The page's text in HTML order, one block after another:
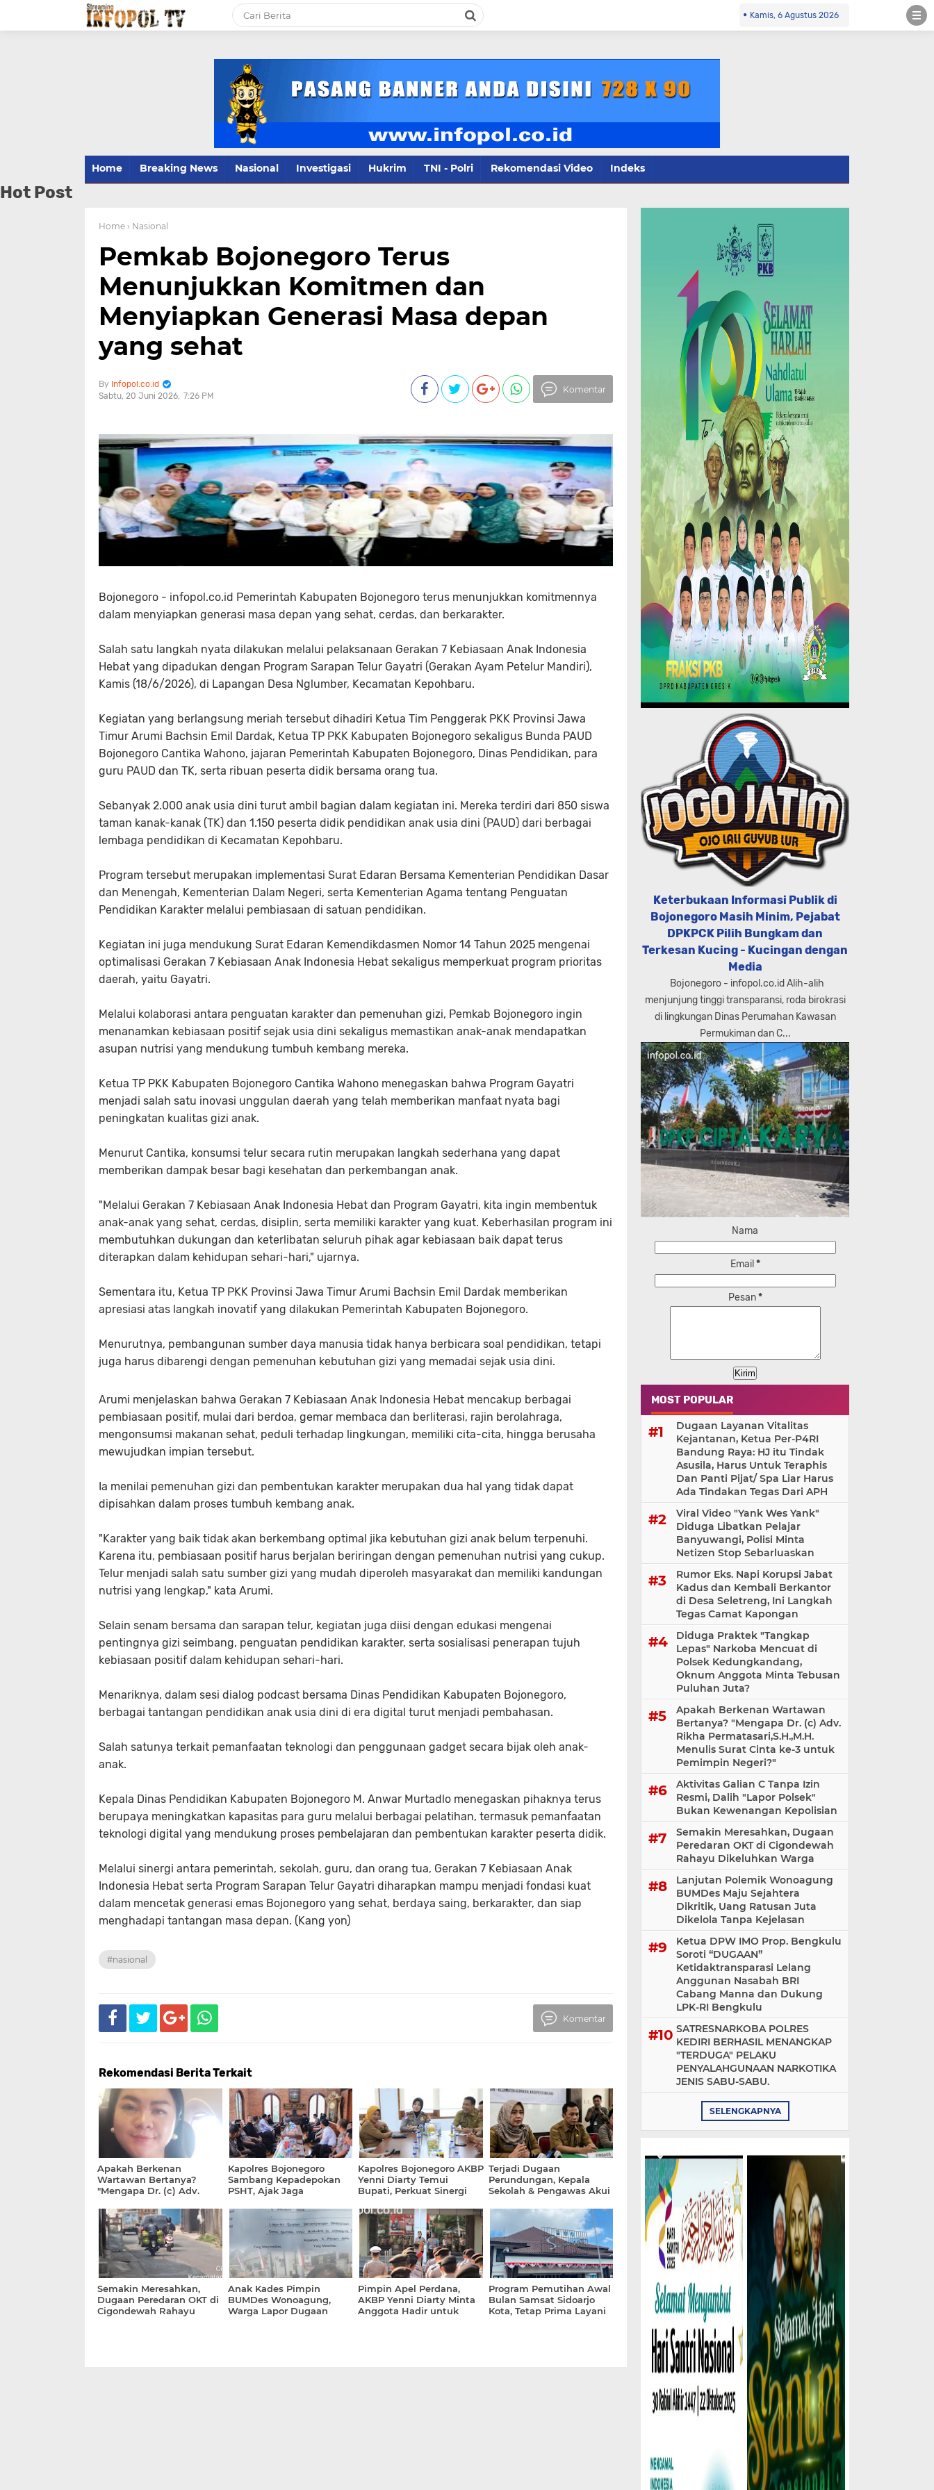
Kamis, 6 Agustus 2026
Home Breaking News Nasional Investigasi Hukrim TNI - Polri Rekomendasi Video Indeks
Hot Post
Home › Nasional
Pemkab Bojonegoro Terus
Menunjukkan Komitmen dan
Menyiapkan Generasi Masa depan
yang sehat
Infopol.co.id
Sabtu, 20 Juni 2026 7:26 PM
Komentar
Bojonegoro - infopol.co.id Pemerintah Kabupaten Bojonegoro terus menunjukkan komitmennya
dalam menyiapkan generasi masa depan yang sehat, cerdas, dan berkarakter.
Salah satu langkah nyata dilakukan melalui pelaksanaan Gerakan 7 Kebiasaan Anak Indonesia
Hebat yang dipadukan dengan Program Sarapan Telur Gayatri (Gerakan Ayam Petelur Mandiri),
Kamis (18/6/2026), di Lapangan Desa Nglumber, Kecamatan Kepohbaru.
Kegiatan yang berlangsung meriah tersebut dihadiri Ketua Tim Penggerak PKK Provinsi Jawa
Timur Arumi Bachsin Emil Dardak, Ketua TP PKK Kabupaten Bojonegoro sekaligus Bunda PAUD
Bojonegoro Cantika Wahono, jajaran Pemerintah Kabupaten Bojonegoro, Dinas Pendidikan, para
guru PAUD dan TK, serta ribuan peserta didik bersama orang tua.
Sebanyak 2.000 anak usia dini turut ambil bagian dalam kegiatan ini. Mereka terdiri dari 850 siswa
taman kanak-kanak (TK) dan 1.150 peserta didik pendidikan anak usia dini (PAUD) dari berbagai
lembaga pendidikan di Kecamatan Kepohbaru.
Program tersebut merupakan implementasi Surat Edaran Bersama Kementerian Pendidikan Dasar
dan Menengah, Kementerian Dalam Negeri, serta Kementerian Agama tentang Penguatan
Pendidikan Karakter melalui pembiasaan di satuan pendidikan.
Kegiatan ini juga mendukung Surat Edaran Kemendikdasmen Nomor 14 Tahun 2025 mengenai
optimalisasi Gerakan 7 Kebiasaan Anak Indonesia Hebat sekaligus memperkuat program prioritas
daerah, yaitu Gayatri.
Melalui kolaborasi antara penguatan karakter dan pemenuhan gizi, Pemkab Bojonegoro ingin
menanamkan kebiasaan positif sejak usia dini sekaligus memastikan anak-anak mendapatkan
asupan nutrisi yang mendukung tumbuh kembang mereka.
Ketua TP PKK Kabupaten Bojonegoro Cantika Wahono menegaskan bahwa Program Gayatri
menjadi salah satu inovasi unggulan daerah yang telah memberikan manfaat nyata bagi
peningkatan kualitas gizi anak.
Menurut Cantika, konsumsi telur secara rutin merupakan langkah sederhana yang dapat
memberikan dampak besar bagi kesehatan dan perkembangan anak.
"Melalui Gerakan 7 Kebiasaan Anak Indonesia Hebat dan Program Gayatri, kita ingin membentuk
anak-anak yang sehat, cerdas, disiplin, serta memiliki karakter yang kuat. Keberhasilan program ini
membutuhkan dukungan dan keterlibatan seluruh pihak agar kebiasaan baik dapat terus
diterapkan dalam kehidupan sehari-hari," ujarnya.
Sementara itu, Ketua TP PKK Provinsi Jawa Timur Arumi Bachsin Emil Dardak memberikan
apresiasi atas langkah inovatif yang dilakukan Pemerintah Kabupaten Bojonegoro.
Menurutnya, pembangunan sumber daya manusia tidak hanya berbicara soal pendidikan, tetapi
juga harus dibarengi dengan pemenuhan kebutuhan gizi yang memadai sejak usia dini.
Arumi menjelaskan bahwa Gerakan 7 Kebiasaan Anak Indonesia Hebat mencakup berbagai
pembiasaan positif, mulai dari berdoa, gemar membaca dan berliterasi, rajin berolahraga,
mengonsumsi makanan sehat, peduli terhadap lingkungan, memiliki cita-cita, hingga berusaha
mewujudkan impian tersebut.
Ia menilai pemenuhan gizi dan pembentukan karakter merupakan dua hal yang tidak dapat
dipisahkan dalam proses tumbuh kembang anak.
"Karakter yang baik tidak akan berkembang optimal jika kebutuhan gizi anak belum terpenuhi.
Karena itu, pembiasaan positif harus berjalan beriringan dengan pemenuhan nutrisi yang cukup.
Telur menjadi salah satu sumber gizi yang mudah diperoleh masyarakat dan memiliki kandungan
nutrisi yang lengkap," kata Arumi.
Selain senam bersama dan sarapan telur, kegiatan juga diisi dengan edukasi mengenai
pentingnya gizi seimbang, penguatan pendidikan karakter, serta sosialisasi penerapan tujuh
kebiasaan positif dalam kehidupan sehari-hari.
Menariknya, dalam sesi dialog podcast bersama Dinas Pendidikan Kabupaten Bojonegoro,
berbagai tantangan pendidikan anak usia dini di era digital turut menjadi pembahasan.
Salah satunya terkait pemanfaatan teknologi dan penggunaan gadget secara bijak oleh anak-
anak.
Kepala Dinas Pendidikan Kabupaten Bojonegoro M. Anwar Murtadlo menegaskan pihaknya terus
berupaya meningkatkan kapasitas para guru melalui berbagai pelatihan, termasuk pemanfaatan
teknologi digital yang mendukung proses pembelajaran dan pembentukan karakter peserta didik.
Melalui sinergi antara pemerintah, sekolah, guru, dan orang tua, Gerakan 7 Kebiasaan Anak
Indonesia Hebat serta Program Sarapan Telur Gayatri diharapkan mampu menjadi fondasi kuat
dalam mencetak generasi emas Bojonegoro yang sehat, berdaya saing, berkarakter, dan siap
menghadapi tantangan masa depan. (Kang yon)
#nasional
Komentar
Rekomendasi Berita Terkait
Apakah Berkenan
Wartawan Bertanya?
"Mengapa Dr. (c) Adv.
Permatasari,S.H.,M.H.
Menulis Surat Cinta ke-3
untuk Pemimpin Negeri?"
Kapolres Bojonegoro
Sambang Kepadepokan
PSHT, Ajak Jaga
Bojonegoro
Kapolres Bojonegoro AKBP
Yenni Diarty Temui
Bupati, Perkuat Sinergi
Terjadi Dugaan
Perundungan, Kepala
Sekolah & Pengawas Akui
Jam Istirahat
Semakin Meresahkan,
Dugaan Peredaran OKT di
Cigondewah Rahayu
Anak Kades Pimpin
BUMDes Wonoagung,
Warga Lapor Dugaan
Pimpin Apel Perdana,
AKBP Yenni Diarty Minta
Anggota Hadir untuk
Program Pemutihan Awal
Bulan Samsat Sidoarjo
Kota, Tetap Prima Layani
Keterbukaan Informasi Publik di
Bojonegoro Masih Minim, Pejabat
DPKPCK Pilih Bungkam dan
Terkesan Kucing - Kucingan dengan
Media
Bojonegoro - infopol.co.id Alih-alih
menjunjung tinggi transparansi, roda birokrasi
di lingkungan Dinas Perumahan Kawasan
Permukiman dan C...
Nama
Email *
Pesan*
MOST POPULAR
Dugaan Layanan Vitalitas
Kejantanan, Ketua Per-P4RI
Bandung Raya: HJ itu Tindak
Asusila, Harus Untuk Teraphis
Dan Panti Pijat/ Spa Liar Harus
Ada Tindakan Tegas Dari APH
Viral Video "Yank Wes Yank"
Diduga Libatkan Pelajar
Banyuwangi, Polisi Minta
Netizen Stop Sebarluaskan
Rumor Eks. Napi Korupsi Jabat
Kadus dan Kembali Berkantor
di Desa Seletreng, Ini Langkah
Tegas Camat Kapongan
Diduga Praktek "Tangkap
Lepas" Narkoba Mencuat di
Polsek Kedungkandang,
Oknum Anggota Minta Tebusan
Puluhan Juta?
Apakah Berkenan Wartawan
Bertanya? "Mengapa Dr. (c) Adv.
Rikha Permatasari,S.H.,M.H.
Menulis Surat Cinta ke-3 untuk
Pemimpin Negeri?"
Aktivitas Galian C Tanpa Izin
Resmi, Dalih "Lapor Polsek"
Bukan Kewenangan Kepolisian
Semakin Meresahkan, Dugaan
Peredaran OKT di Cigondewah
Rahayu Dikeluhkan Warga
Lanjutan Polemik Wonoagung
BUMDes Maju Sejahtera
Dikritik, Uang Ratusan Juta
Dikelola Tanpa Kejelasan
Ketua DPW IMO Prop. Bengkulu
Soroti “DUGAAN”
Ketidaktransparasi Lelang
Anggunan Nasabah BRI
Cabang Manna dan Dukung
LPK-RI Bengkulu
SATRESNARKOBA POLRES
KEDIRI BERHASIL MENANGKAP
"TERDUGA" PELAKU
PENYALAHGUNAAN NARKOTIKA
JENIS SABU-SABU.
SELENGKAPNYA